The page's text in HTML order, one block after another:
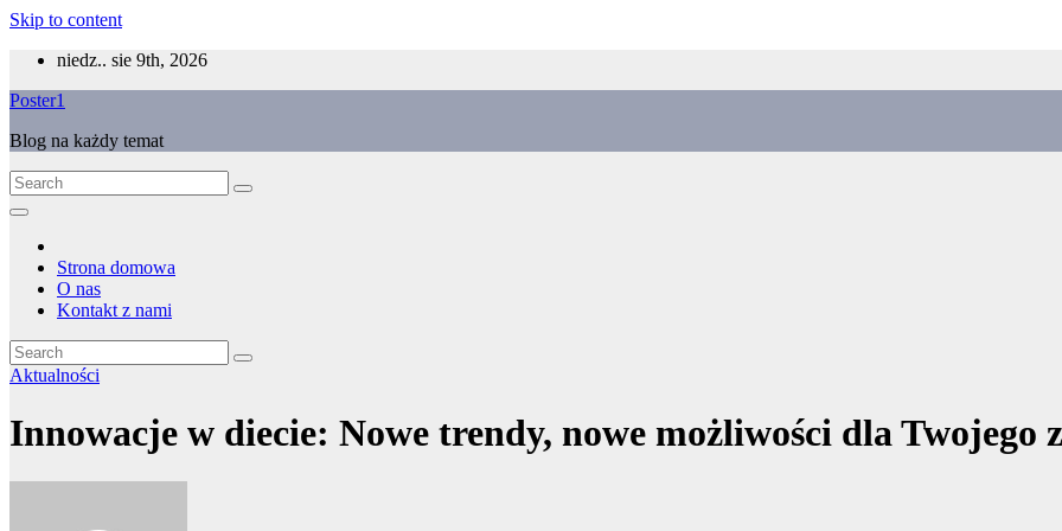
Skip to content
niedz.. sie 9th, 2026
Poster1
Blog na każdy temat
Strona domowa
O nas
Kontakt z nami
Aktualności
Innowacje w diecie: Nowe trendy, nowe możliwości dla Twojego